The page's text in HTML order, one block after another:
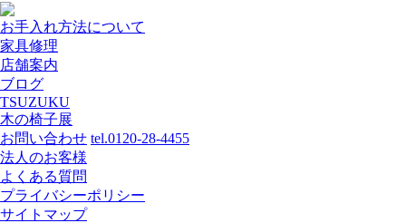
お手入れ方法について
家具修理
店舗案内
ブログ
TSUZUKU
木の椅子展
お問い合わせ tel.0120-28-4455
法人のお客様
よくある質問
プライバシーポリシー
サイトマップ